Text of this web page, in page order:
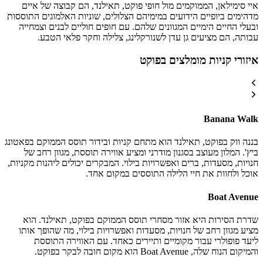
איי סימילאן, הממוקמים מול חופי פוקט, תאילנד, הם קבוצה של איים
מדהימים ביופיים הידועים במימיהם הצלולים, שוניות האלמוגים התוססות
ובעלי החיים הימיים המגוונים שלהם. עם חופים חוליים לבנים וצמחייה
עבותה, הם מציעים גן עדן לשנורקלינג, צלילה וחקר פלאי הטבע.
איזורי קניות מומלצים בפוקט
Banana Walk
בננה ווק בפוקט, תאילנד הוא מתחם קניות ובידור תוסס הממוקם בפאטונג
ביץ'. המלון מעוצב בסגנון מודרני ומציע אווירה תוססת, מגוון רחב של
חנויות, מסעדות, ברים ואפשרויות בילוי. המבקרים יכולים ליהנות מקניות,
אוכל ולחוות את חיי הלילה התוססים במקום אחד.
Boat Avenue
שדרת הסירות היא אזור מסחרי תוסס הממוקם בפוקט, תאילנד. הוא
מציע מגוון רחב של חנויות, מסעדות ואפשרויות בילוי, מה שהופך אותו
ליעד פופולרי עבור מקומיים ותיירים כאחד. עם האווירה התוססת
והמיקום הנוח שלה, Boat Avenue הוא מקום חובה לבקר בפוקט.